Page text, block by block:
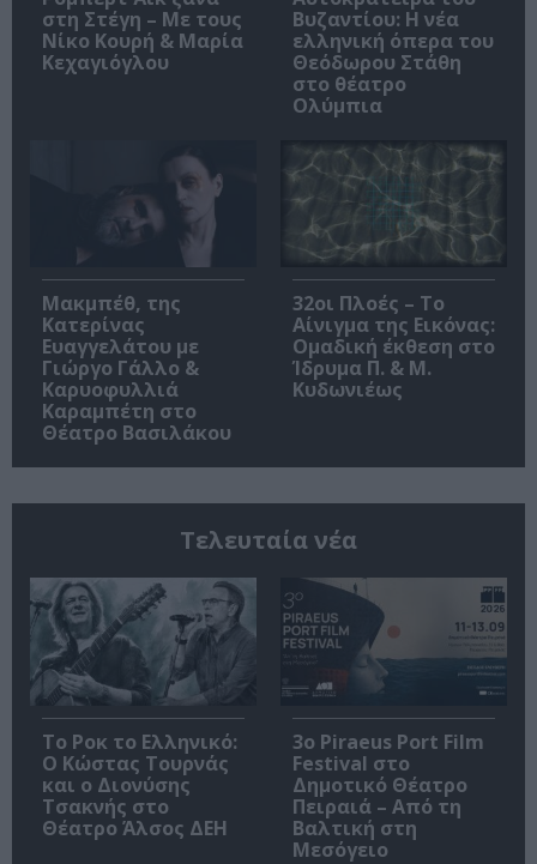
στη Στέγη – Με τους
Νίκο Κουρή & Μαρία
Κεχαγιόγλου
Βυζαντίου: Η νέα
ελληνική όπερα του
Θεόδωρου Στάθη
στο θέατρο
Ολύμπια
Μακμπέθ, της
Κατερίνας
Ευαγγελάτου με
Γιώργο Γάλλο &
Καρυοφυλλιά
Καραμπέτη στο
Θέατρο Βασιλάκου
32οι Πλοές – Το
Αίνιγμα της Εικόνας:
Ομαδική έκθεση στο
Ίδρυμα Π. & Μ.
Κυδωνιέως
Τελευταία νέα
Το Ροκ το Ελληνικό:
Ο Κώστας Τουρνάς
και ο Διονύσης
Τσακνής στο
Θέατρο Άλσος ΔΕΗ
3o Piraeus Port Film
Festival στο
Δημοτικό Θέατρο
Πειραιά – Από τη
Βαλτική στη
Μεσόγειο